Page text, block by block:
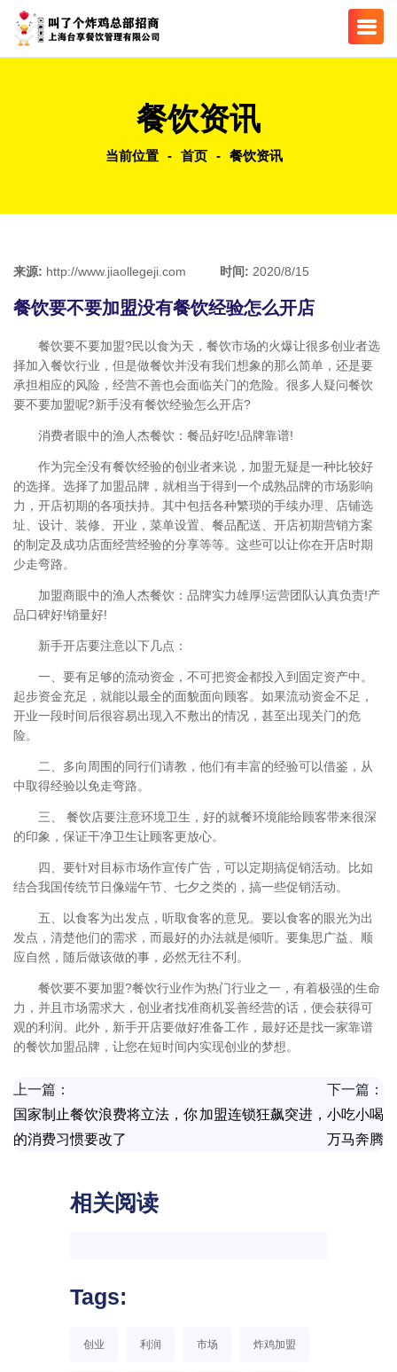
餐饮资讯
当前位置 - 首页 - 餐饮资讯
来源: http://www.jiaollegeji.com 时间: 2020/8/15
餐饮要不要加盟没有餐饮经验怎么开店
餐饮要不要加盟?民以食为天，餐饮市场的火爆让很多创业者选
择加入餐饮行业，但是做餐饮并没有我们想象的那么简单，还是要
承担相应的风险，经营不善也会面临关门的危险。很多人疑问餐饮
要不要加盟呢?新手没有餐饮经验怎么开店?
消费者眼中的渔人杰餐饮：餐品好吃!品牌靠谱!
作为完全没有餐饮经验的创业者来说，加盟无疑是一种比较好
的选择。选择了加盟品牌，就相当于得到一个成熟品牌的市场影响
力，开店初期的各项扶持。其中包括各种繁琐的手续办理、店铺选
址、设计、装修、开业，菜单设置、餐品配送、开店初期营销方案
的制定及成功店面经营经验的分享等等。这些可以让你在开店时期
少走弯路。
加盟商眼中的渔人杰餐饮：品牌实力雄厚!运营团队认真负责!产
品口碑好!销量好!
新手开店要注意以下几点：
一、要有足够的流动资金，不可把资金都投入到固定资产中。
起步资金充足，就能以最全的面貌面向顾客。如果流动资金不足，
开业一段时间后很容易出现入不敷出的情况，甚至出现关门的危
险。
二、多向周围的同行们请教，他们有丰富的经验可以借鉴，从
中取得经验以免走弯路。
三、 餐饮店要注意环境卫生，好的就餐环境能给顾客带来很深
的印象，保证干净卫生让顾客更放心。
四、要针对目标市场作宣传广告，可以定期搞促销活动。比如
结合我国传统节日像端午节、七夕之类的，搞一些促销活动。
五、以食客为出发点，听取食客的意见。要以食客的眼光为出
发点，清楚他们的需求，而最好的办法就是倾听。要集思广益、顺
应自然，随后做该做的事，必然无往不利。
餐饮要不要加盟?餐饮行业作为热门行业之一，有着极强的生命
力，并且市场需求大，创业者找准商机妥善经营的话，便会获得可
观的利润。此外，新手开店要做好准备工作，最好还是找一家靠谱
的餐饮加盟品牌，让您在短时间内实现创业的梦想。
上一篇：
国家制止餐饮浪费将立法，你
的消费习惯要改了
下一篇：
加盟连锁狂飙突进，小吃小喝
万马奔腾
相关阅读
Tags:
创业 利润 市场 炸鸡加盟